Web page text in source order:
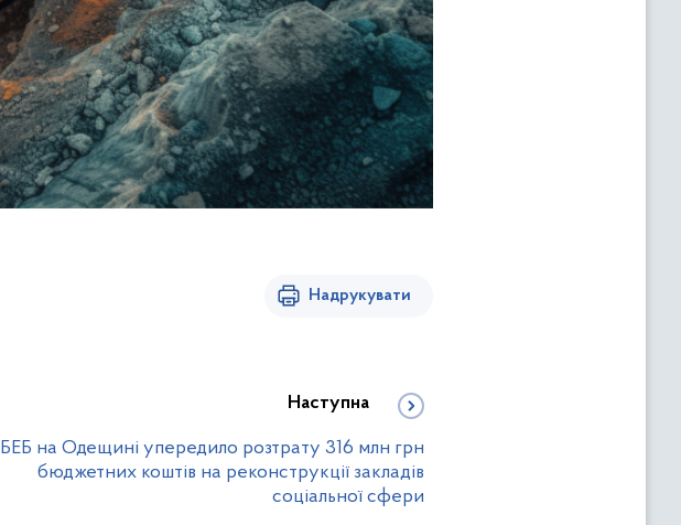
Надрукувати
Наступна
БЕБ на Одещині упередило розтрату 316 млн грн
бюджетних коштів на реконструкції закладів
соціальної сфери